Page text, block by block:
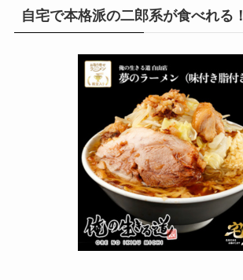
自宅で本格派の二郎系が食べれる！